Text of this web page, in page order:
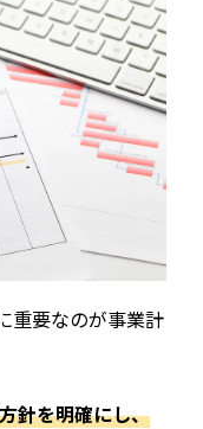
重要なのが事業計
針を明確にし、